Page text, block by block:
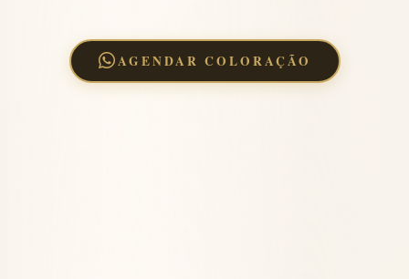
AGENDAR COLORAÇÃO